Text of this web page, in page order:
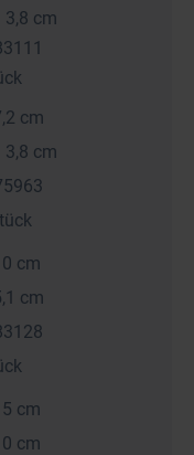
3,8 cm
cm
3,8 cm
cm
cm
cm
cm